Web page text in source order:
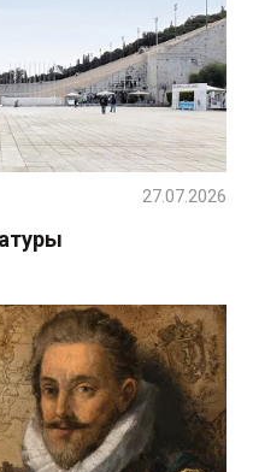
27.07.2026